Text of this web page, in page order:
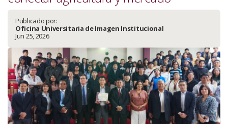
Publicado por:
Oficina Universitaria de Imagen Institucional
Jun 25, 2026